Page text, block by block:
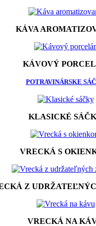
KÁVA
KÁVOVÝ
POTRAVINÁRSKE
KLASICKÉ
VRECKÁ S
Z
VRECKÁ NA